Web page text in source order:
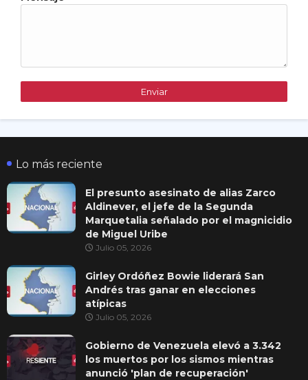
Lo más reciente
El presunto asesinato de alias Zarco
Aldinever, el jefe de la Segunda
Marquetalia señalado por el magnicidio
de Miguel Uribe
Julio 05, 2026
Girley Ordóñez Bowie liderará San
Andrés tras ganar en elecciones
atípicas
Julio 05, 2026
Gobierno de Venezuela elevó a 3.342
los muertos por los sismos mientras
anunció 'plan de recuperación'